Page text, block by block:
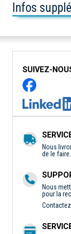
Infos
SUIVEZ-
Nous
de le faire.
Nous
pour la